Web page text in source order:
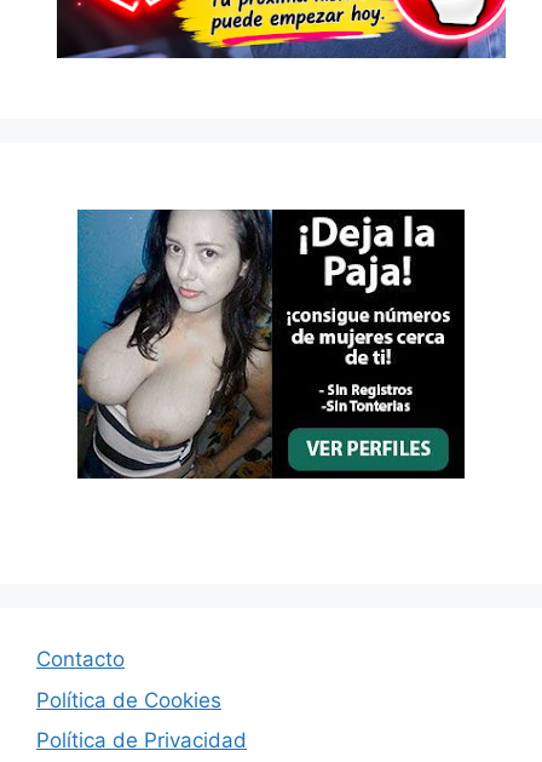
Contacto
Política de Cookies
Política de Privacidad